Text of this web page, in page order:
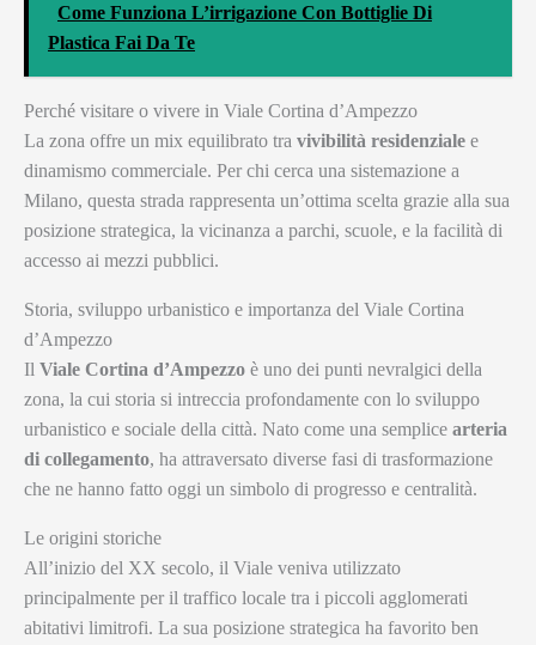
Come Funziona L’irrigazione Con Bottiglie Di
Plastica Fai Da Te
Perché visitare o vivere in Viale Cortina d’Ampezzo
La zona offre un mix equilibrato tra vivibilità residenziale e
dinamismo commerciale. Per chi cerca una sistemazione a
Milano, questa strada rappresenta un’ottima scelta grazie alla sua
posizione strategica, la vicinanza a parchi, scuole, e la facilità di
accesso ai mezzi pubblici.
Storia, sviluppo urbanistico e importanza del Viale Cortina
d’Ampezzo
Il Viale Cortina d’Ampezzo è uno dei punti nevralgici della
zona, la cui storia si intreccia profondamente con lo sviluppo
urbanistico e sociale della città. Nato come una semplice arteria
di collegamento, ha attraversato diverse fasi di trasformazione
che ne hanno fatto oggi un simbolo di progresso e centralità.
Le origini storiche
All’inizio del XX secolo, il Viale veniva utilizzato
principalmente per il traffico locale tra i piccoli agglomerati
abitativi limitrofi. La sua posizione strategica ha favorito ben